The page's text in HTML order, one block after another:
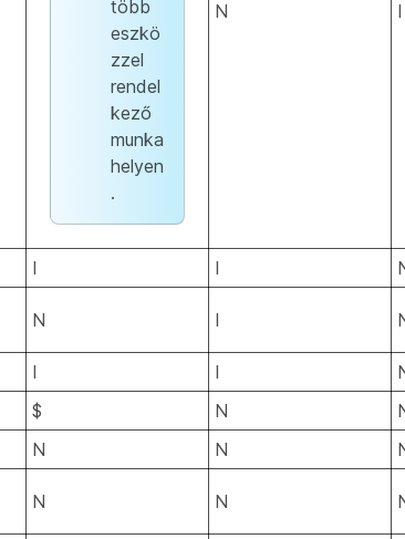
több
eszkö
zzel
rendel
kező
munka
helyen
.
N I
I I
N I
I I
$ N
N N
N N